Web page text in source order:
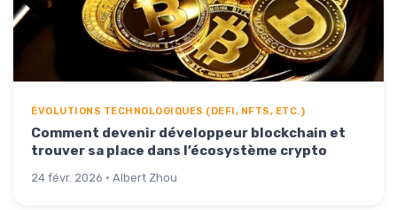
ÉVOLUTIONS TECHNOLOGIQUES (DEFI, NFTS, ETC.)
Comment devenir développeur blockchain et
trouver sa place dans l’écosystème crypto
24 févr. 2026 · Albert Zhou